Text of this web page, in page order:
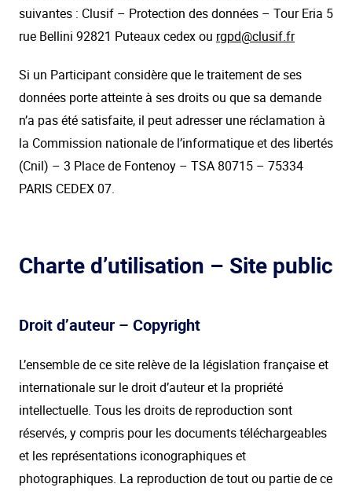
suivantes : Clusif – Protection des données – Tour Eria 5
rue Bellini 92821 Puteaux cedex ou rgpd@clusif.fr
Si un Participant considère que le traitement de ses
données porte atteinte à ses droits ou que sa demande
n’a pas été satisfaite, il peut adresser une réclamation à
la Commission nationale de l’informatique et des libertés
(Cnil) – 3 Place de Fontenoy – TSA 80715 – 75334
PARIS CEDEX 07.
Charte d’utilisation – Site public
Droit d’auteur – Copyright
L’ensemble de ce site relève de la législation française et
internationale sur le droit d’auteur et la propriété
intellectuelle. Tous les droits de reproduction sont
réservés, y compris pour les documents téléchargeables
et les représentations iconographiques et
photographiques. La reproduction de tout ou partie de ce